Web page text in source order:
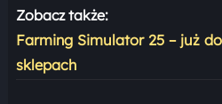
Zobacz także:
Farming Simulator 25 – już
sklepach